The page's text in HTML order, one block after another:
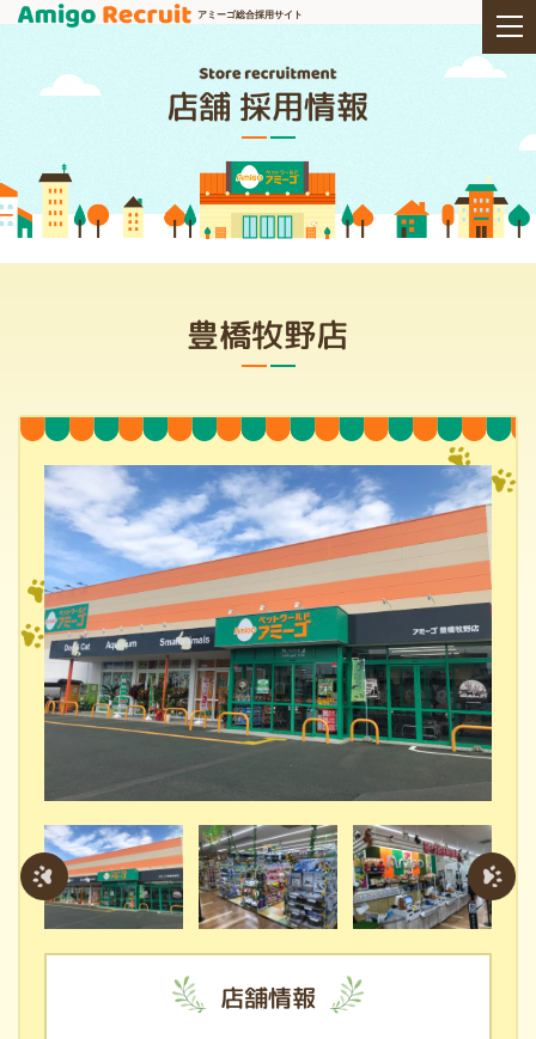
アミーゴ総合採用サイト
店舗 採用情報
豊橋牧野店
店舗情報